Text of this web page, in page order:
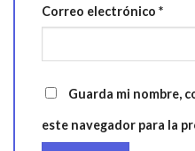
Correo electrónico *
Guarda mi nombre,
este navegador para la